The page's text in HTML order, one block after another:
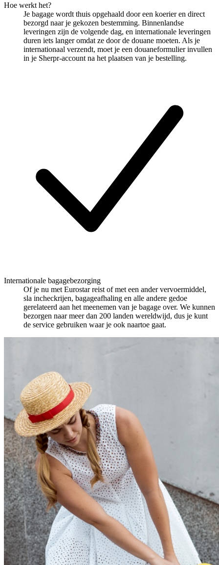
Hoe werkt het?
Je bagage wordt thuis opgehaald door een koerier en direct
bezorgd naar je gekozen bestemming. Binnenlandse
leveringen zijn de volgende dag, en internationale leveringen
duren iets langer omdat ze door de douane moeten. Als je
internationaal verzendt, moet je een douaneformulier invullen
in je Sherpr-account na het plaatsen van je bestelling.
Internationale bagagebezorging
Of je nu met Eurostar reist of met een ander vervoermiddel,
sla incheckrijen, bagageafhaling en alle andere gedoe
gerelateerd aan het meenemen van je bagage over. We kunnen
bezorgen naar meer dan 200 landen wereldwijd, dus je kunt
de service gebruiken waar je ook naartoe gaat.